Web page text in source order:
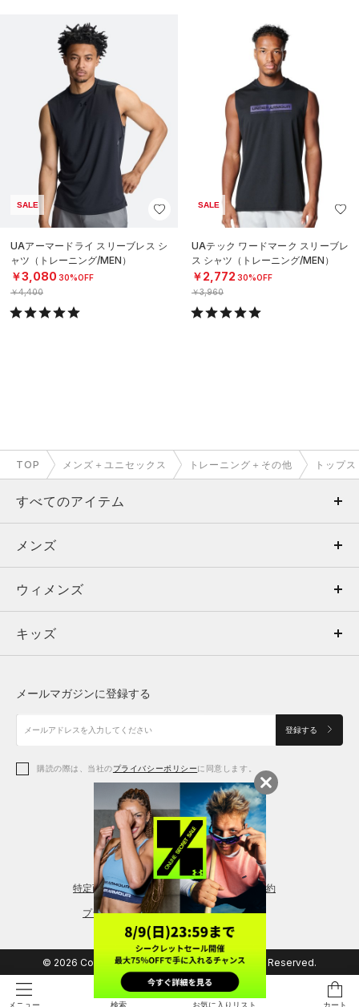
メニュー 検索 お気に入りリスト カート
SALE
UAアーマードライ スリーブレス シ
ャツ（トレーニング/MEN）
￥3,080 30%OFF
￥4,400
SALE
UAテック ワードマーク スリーブレ
ス シャツ（トレーニング/MEN）
￥2,772 30%OFF
￥3,960
TOP メンズ＋ユニセックス トレーニング＋その他 トップス
すべてのアイテム
メンズ
ウィメンズ
キッズ
アクセサリー
メンズ
トップス
ボトムス
アクセサリー
ウィメンズ
トップス
シューズ
アクセサリー
レギンス＆タイツ
キッズ
シューズ
メールマガジンに登録する
登録する
購読の際は、当社のプライバシーポリシーに同意します。
特定商取引法に基づく通販の表記 会員規約
プライバシーポリシー
© 2026 Copyright DOME Corporation. All Rights Reserved.